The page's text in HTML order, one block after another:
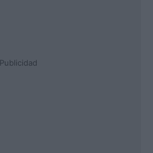
Publicidad